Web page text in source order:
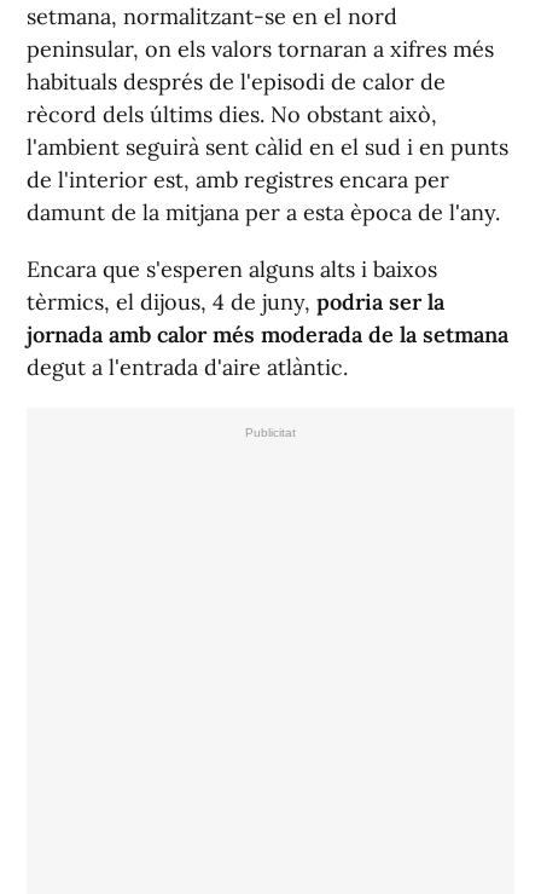
setmana, normalitzant-se en el nord
peninsular, on els valors tornaran a xifres més
habituals després de l'episodi de calor de
rècord dels últims dies. No obstant això,
l'ambient seguirà sent càlid en el sud i en punts
de l'interior est, amb registres encara per
damunt de la mitjana per a esta època de l'any.
Encara que s'esperen alguns alts i baixos
tèrmics, el dijous, 4 de juny, podria ser la
jornada amb calor més moderada de la setmana
degut a l'entrada d'aire atlàntic.